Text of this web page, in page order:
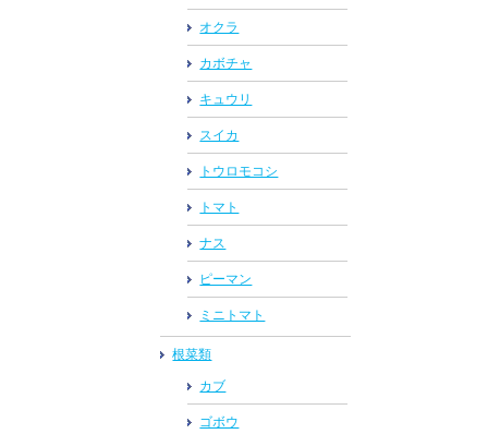
オクラ
カボチャ
キュウリ
スイカ
トウロモコシ
トマト
ナス
ピーマン
ミニトマト
根菜類
カブ
ゴボウ